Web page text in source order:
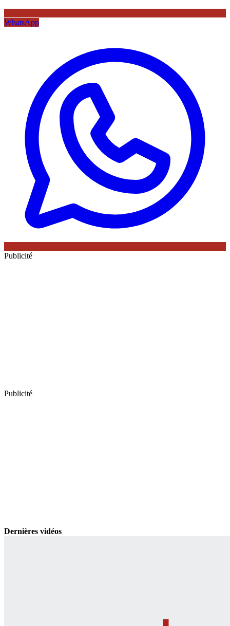
WhatsApp
Publicité
Publicité
Dernières vidéos